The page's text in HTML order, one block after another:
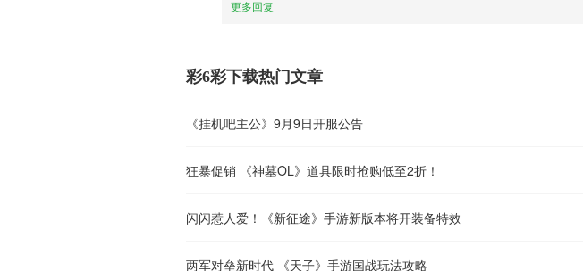
更多回复
彩6彩下载热门文章
《挂机吧主公》9月9日开服公告
狂暴促销 《神墓OL》道具限时抢购低至2折！
闪闪惹人爱！《新征途》手游新版本将开装备特效
两军对垒新时代 《天子》手游国战玩法攻略